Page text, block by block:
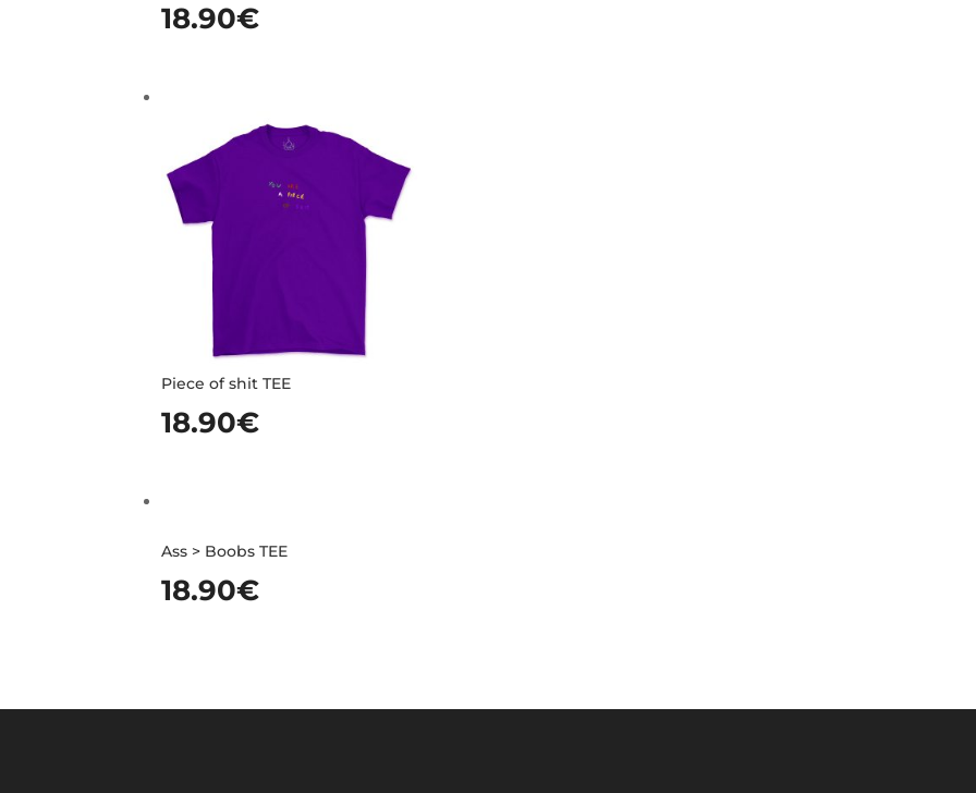
18.90€
Piece of shit TEE
18.90€
Ass > Boobs TEE
18.90€